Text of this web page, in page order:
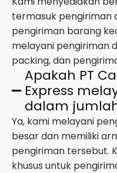
termasuk pengiriman
pengiriman barang
melayani pengiriman
packing, dan
Apakah PT
Express
dalam
Ya, kami melayani
besar dan memiliki
pengiriman tersebut.
khusus untuk